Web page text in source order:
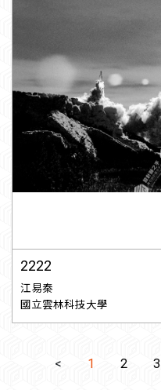
2222
江易秦
國立雲林科技大學
< 1 2 3